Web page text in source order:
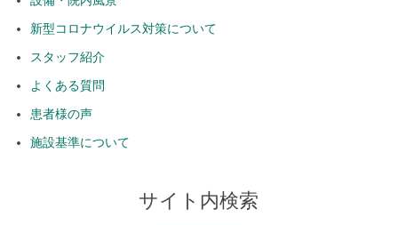
新型コロナウイルス対策について
スタッフ紹介
よくある質問
患者様の声
施設基準について
サイト内検索